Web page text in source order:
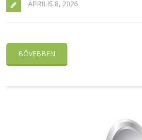
ÁPRILIS 8, 2026
BŐVEBBEN